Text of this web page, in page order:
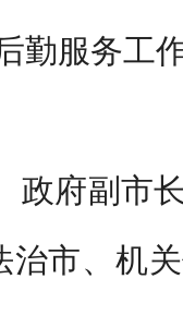
服务工
政府副市
市、机